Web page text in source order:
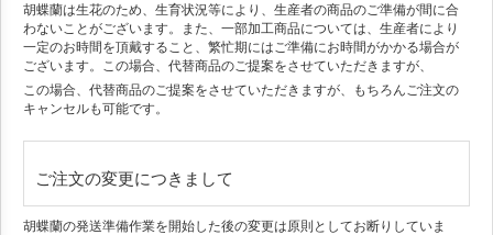
胡蝶蘭は生花のため、生育状況等により、生産者の商品のご準備が間に合
わないことがございます。また、一部加工商品については、生産者により
一定のお時間を頂戴すること、繁忙期にはご準備にお時間がかかる場合が
ございます。この場合、代替商品のご提案をさせていただきますが、
この場合、代替商品のご提案をさせていただきますが、もちろんご注文の
キャンセルも可能です。
ご注文の変更につきまして
胡蝶蘭の発送準備作業を開始した後の変更は原則としてお断りしていま